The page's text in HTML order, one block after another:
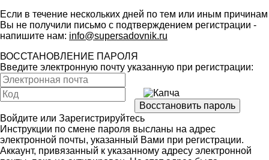
Если в течение нескольких дней по тем или иным причинам
Вы не получили письмо с подтверждением регистрации -
напишите нам: info@supersadovnik.ru
ВОССТАНОВЛЕНИЕ ПАРОЛЯ
Введите электронную почту указанную при регистрации:
Войдите или Зарегистрируйтесь
Инструкции по смене пароля высланы на адрес
электронной почты, указанный Вами при регистрации.
Аккаунт, привязанный к указанному адресу электронной